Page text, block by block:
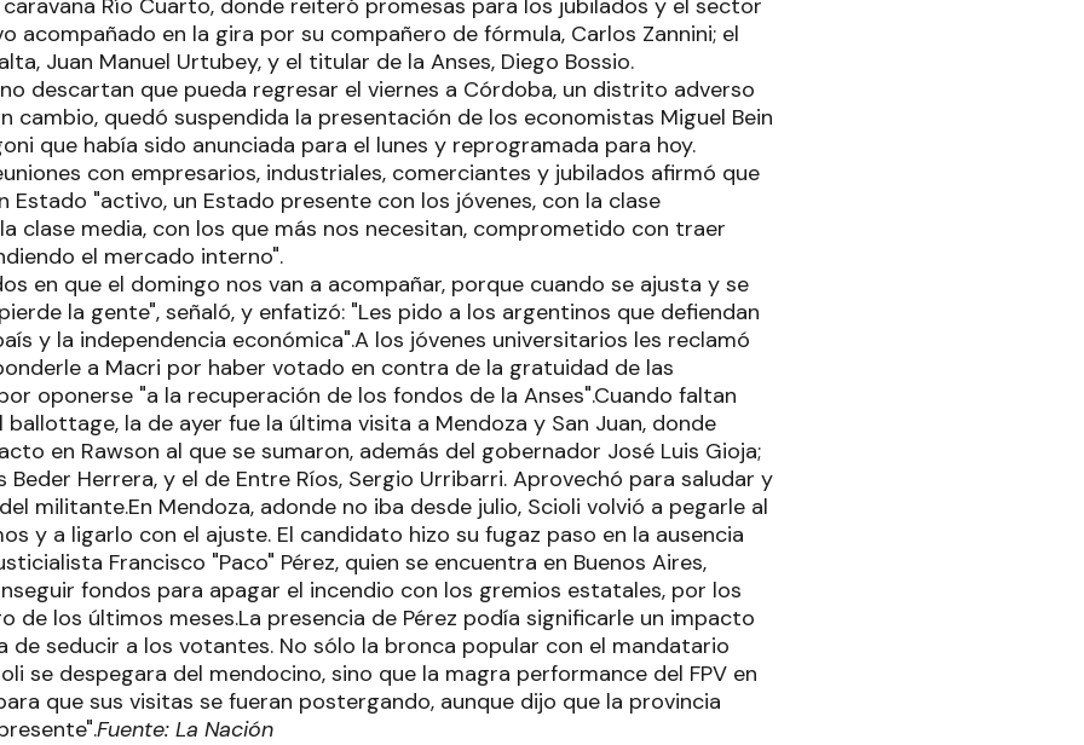
Río Cuarto, donde reiteró promesas para los jubilados y el sector
acompañado en la gira por su compañero de fórmula, Carlos Zannini; el
Juan Manuel Urtubey, y el titular de la Anses, Diego Bossio.
descartan que pueda regresar el viernes a Córdoba, un distrito adverso
cambio, quedó suspendida la presentación de los economistas Miguel Bein
que había sido anunciada para el lunes y reprogramada para hoy.
con empresarios, industriales, comerciantes y jubilados afirmó que
Estado "activo, un Estado presente con los jóvenes, con la clase
clase media, con los que más nos necesitan, comprometido con traer
el mercado interno".
en que el domingo nos van a acompañar, porque cuando se ajusta y se
la gente", señaló, y enfatizó: "Les pido a los argentinos que defiendan
y la independencia económica".A los jóvenes universitarios les reclamó
a Macri por haber votado en contra de la gratuidad de las
oponerse "a la recuperación de los fondos de la Anses".Cuando faltan
la de ayer fue la última visita a Mendoza y San Juan, donde
en Rawson al que se sumaron, además del gobernador José Luis Gioja;
Beder Herrera, y el de Entre Ríos, Sergio Urribarri. Aprovechó para saludar y
militante.En Mendoza, adonde no iba desde julio, Scioli volvió a pegarle al
y a ligarlo con el ajuste. El candidato hizo su fugaz paso en la ausencia
Francisco "Paco" Pérez, quien se encuentra en Buenos Aires,
fondos para apagar el incendio con los gremios estatales, por los
de los últimos meses.La presencia de Pérez podía significarle un impacto
de seducir a los votantes. No sólo la bronca popular con el mandatario
se despegara del mendocino, sino que la magra performance del FPV en
que sus visitas se fueran postergando, aunque dijo que la provincia
Fuente: La Nación